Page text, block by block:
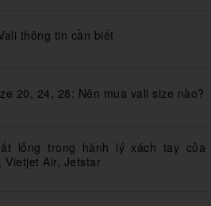
thông tin cần biết
20, 24, 28: Nên mua vali size nào?
lỏng trong hành lý xách tay của
Vietjet Air, Jetstar